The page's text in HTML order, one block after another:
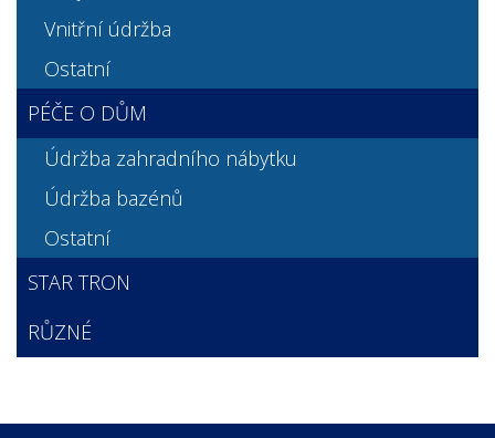
Vnitřní údržba
Ostatní
PÉČE O DŮM
Údržba zahradního nábytku
Údržba bazénů
Ostatní
STAR TRON
RŮZNÉ